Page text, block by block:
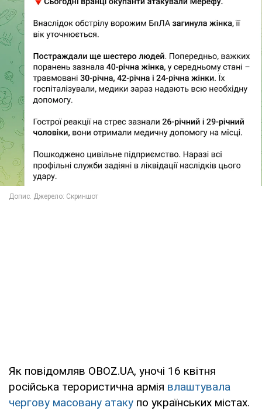
Як повідомляв OBOZ.UA, уночі 16 квітня
російська терористична армія влаштувала
чергову масовану атаку по українських містах.